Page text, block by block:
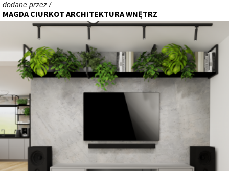
dodane przez /
MAGDA CIURKOT ARCHITEKTURA WNĘTRZ